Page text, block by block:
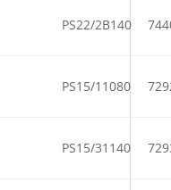
PS22/2B140
PS15/11080
PS15/31140